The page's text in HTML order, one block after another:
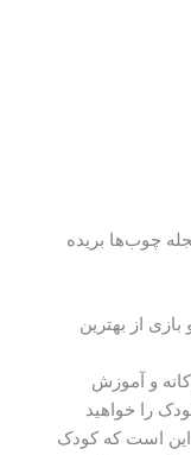
چوب‌ها بریده
از بهترین
و آموزش
را خواهید
این است که کودک